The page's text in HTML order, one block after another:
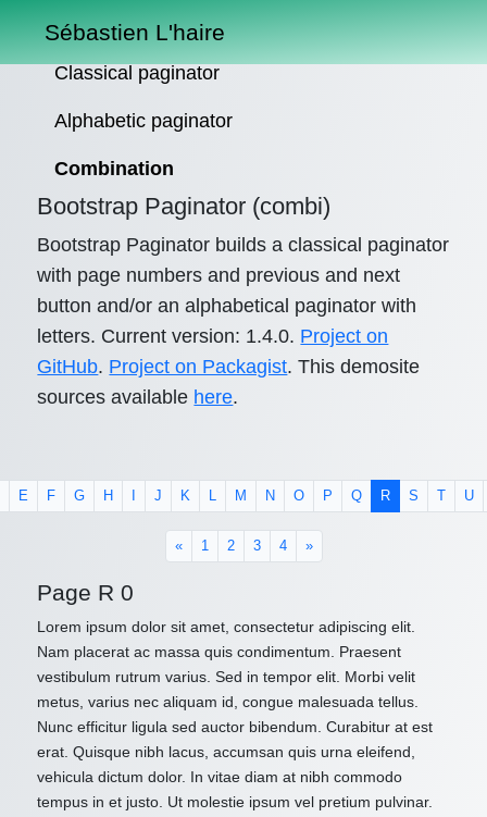
Sébastien L'haire
Classical paginator
Alphabetic paginator
Combination
Bootstrap Paginator (combi)
Bootstrap Paginator builds a classical paginator
with page numbers and previous and next
button and/or an alphabetical paginator with
letters. Current version: 1.4.0. Project on
GitHub. Project on Packagist. This demosite
sources available here.
E F G H J K L M N O P Q R S U
« 1 2 3 4 »
Page R 0
Lorem ipsum dolor sit amet, consectetur adipiscing elit.
Nam placerat ac massa quis condimentum. Praesent
vestibulum rutrum varius. Sed in tempor elit. Morbi velit
metus, varius nec aliquam id, congue malesuada tellus.
Nunc efficitur ligula sed auctor bibendum. Curabitur at est
erat. Quisque nibh lacus, accumsan quis urna eleifend,
vehicula dictum dolor. In vitae diam at nibh commodo
tempus in et justo. Ut molestie ipsum vel pretium pulvinar.